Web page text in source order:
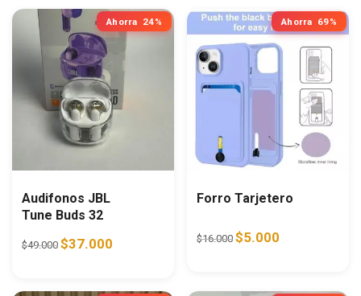
Ahorra 24%
Audifonos JBL
Tune Buds 32
$49.000 Original price was: $49.000.
$37.000 Current price is: $37.000.
Ahorra 69%
Forro Tarjetero
$16.000 Original price was:
$5.000